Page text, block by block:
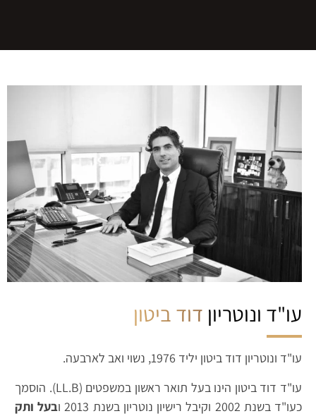
עו"ד ונוטריון דוד ביטון
עו"ד ונוטריון דוד ביטון יליד 1976, נשוי ואב לארבעה.
עו"ד דוד ביטון הינו בעל תואר ראשון במשפטים (LL.B). הוסמך
כעו"ד בשנת 2002 וקיבל רישיון נוטריון בשנת 2013 ו
בעל ותק